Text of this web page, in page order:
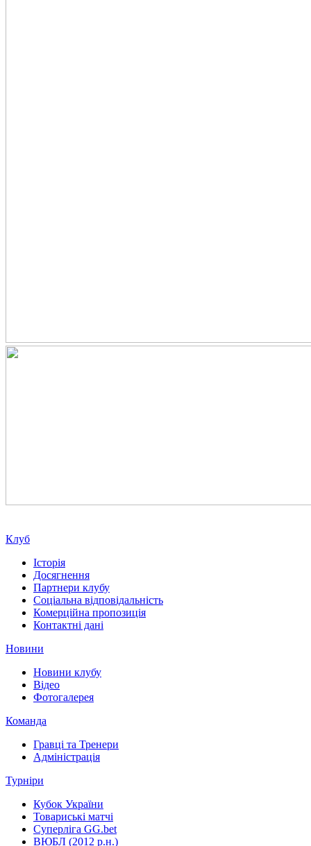
Клуб
Історія
Досягнення
Партнери клубу
Соціальна відповідальність
Комерційна пропозиція
Контактні дані
Новини
Новини клубу
Відео
Фотогалерея
Команда
Гравці та Тренери
Адміністрація
Турніри
Кубок України
Товариські матчі
Суперліга GG.bet
ВЮБЛ (2012 р.н.)